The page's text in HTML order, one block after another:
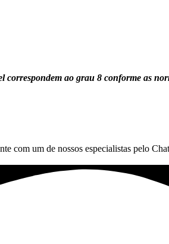
correspondem ao grau 8 conforme as
com um de nossos especialistas pelo